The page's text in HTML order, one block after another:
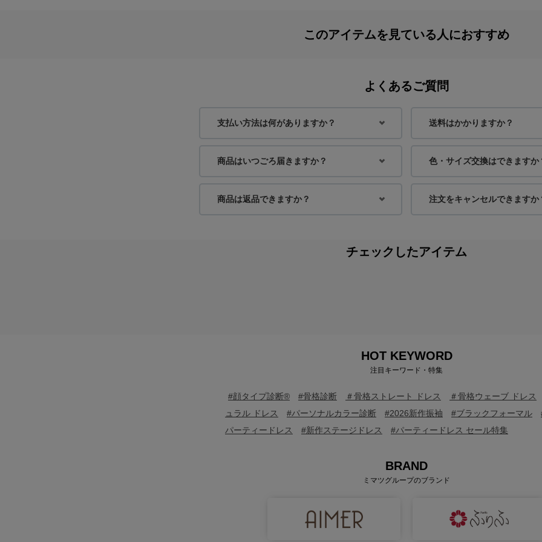
このアイテムを見ている人におすすめ
よくあるご質問
支払い方法は何がありますか？ 送料はかかりますか？
商品はいつごろ届きますか？ 色・サイズ交換はできますか
商品は返品できますか？ 注文をキャンセルできますか
チェックしたアイテム
HOT KEYWORD
注目キーワード・特集
#顔タイプ診断® #骨格診断 ＃骨格ストレート ドレス
＃骨格ウェーブ ドレス
ュラル ドレス
#パーソナルカラー診断 #2026新作振袖 #ブラックフォーマル
パーティードレス
#新作ステージドレス #パーティードレス セール特集
BRAND
ミマツグループのブランド